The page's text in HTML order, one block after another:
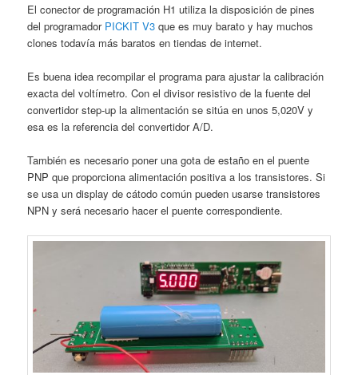
El conector de programación H1 utiliza la disposición de pines
del programador PICKIT V3 que es muy barato y hay muchos
clones todavía más baratos en tiendas de internet.
Es buena idea recompilar el programa para ajustar la calibración
exacta del voltímetro. Con el divisor resistivo de la fuente del
convertidor step-up la alimentación se sitúa en unos 5,020V y
esa es la referencia del convertidor A/D.
También es necesario poner una gota de estaño en el puente
PNP que proporciona alimentación positiva a los transistores. Si
se usa un display de cátodo común pueden usarse transistores
NPN y será necesario hacer el puente correspondiente.